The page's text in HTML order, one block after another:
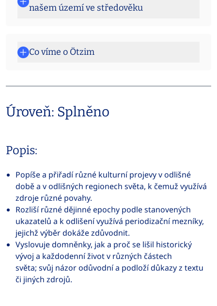
našem území ve středověku
Co víme o Ötzim
Úroveň: Splněno
Popis:
Popíše a přiřadí různé kulturní projevy v odlišné
době a v odlišných regionech světa, k čemuž využívá
zdroje různé povahy.
Rozliší různé dějinné epochy podle stanovených
ukazatelů a k odlišení využívá periodizační mezníky,
jejichž výběr dokáže zdůvodnit.
Vyslovuje domněnky, jak a proč se lišil historický
vývoj a každodenní život v různých částech
světa; svůj názor odůvodní a podloží důkazy z textu
či jiných zdrojů.